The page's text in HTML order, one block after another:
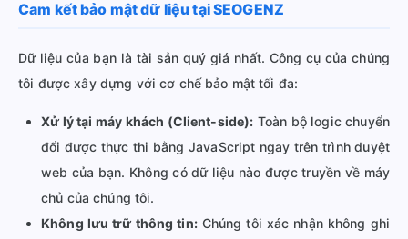
Cam kết bảo mật dữ liệu tại SEOGENZ
Dữ liệu của bạn là tài sản quý giá nhất. Công cụ của chúng
tôi được xây dựng với cơ chế bảo mật tối đa:
Xử lý tại máy khách (Client-side): Toàn bộ logic chuyển
đổi được thực thi bằng JavaScript ngay trên trình duyệt
web của bạn. Không có dữ liệu nào được truyền về máy
chủ của chúng tôi.
Không lưu trữ thông tin:Chúng tôi xác nhận không ghi